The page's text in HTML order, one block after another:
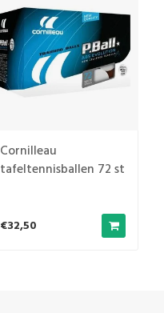
Cornilleau
tafeltennisballen 72 st
€32,50